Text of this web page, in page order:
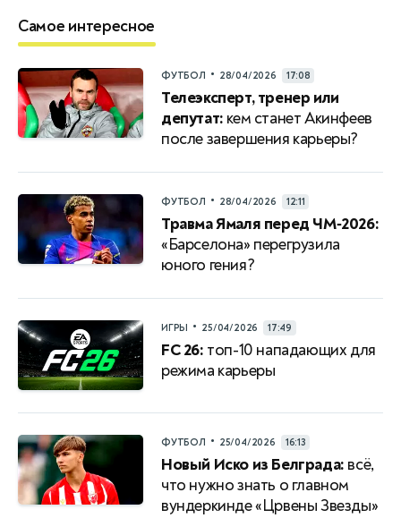
Самое интересное
ФУТБОЛ • 28/04/2026 17:08
Телеэксперт, тренер или
депутат: кем станет Акинфеев
после завершения карьеры?
ФУТБОЛ • 28/04/2026 12:11
Травма Ямаля перед ЧМ‑2026:
«Барселона» перегрузила
юного гения?
ИГРЫ • 25/04/2026 17:49
FC 26: топ-10 нападающих для
режима карьеры
ФУТБОЛ • 25/04/2026 16:13
Новый Иско из Белграда: всё,
что нужно знать о главном
вундеркинде «Црвены Звезды»